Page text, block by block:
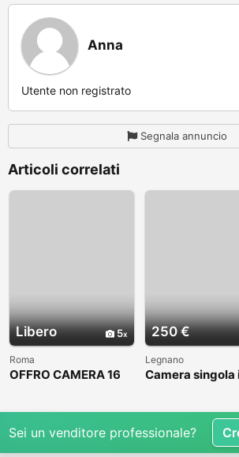
Anna
Utente non registrato
Segnala annuncio
Articoli correlati
Libero 5
Roma
OFFRO CAMERA 16
250 €
Legnano
Camera singola
zona centrale a
Sei un venditore professionale?